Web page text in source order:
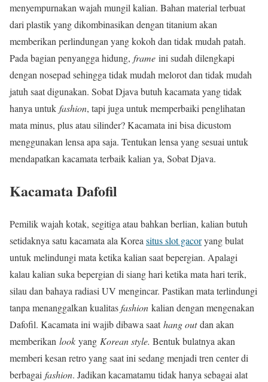
menyempurnakan wajah mungil kalian. Bahan material terbuat
dari plastik yang dikombinasikan dengan titanium akan
memberikan perlindungan yang kokoh dan tidak mudah patah.
Pada bagian penyangga hidung, frame ini sudah dilengkapi
dengan nosepad sehingga tidak mudah melorot dan tidak mudah
jatuh saat digunakan. Sobat Djava butuh kacamata yang tidak
hanya untuk fashion, tapi juga untuk memperbaiki penglihatan
mata minus, plus atau silinder? Kacamata ini bisa dicustom
menggunakan lensa apa saja. Tentukan lensa yang sesuai untuk
mendapatkan kacamata terbaik kalian ya, Sobat Djava.
Kacamata Dafofil
Pemilik wajah kotak, segitiga atau bahkan berlian, kalian butuh
setidaknya satu kacamata ala Koreasitus slot gacoryang bulat
untuk melindungi mata ketika kalian saat bepergian. Apalagi
kalau kalian suka bepergian di siang hari ketika mata hari terik,
silau dan bahaya radiasi UV mengincar. Pastikan mata terlindungi
tanpa menanggalkan kualitasfashion kalian dengan mengenakan
Dafofil. Kacamata ini wajib dibawa saathang outdan akan
memberikan look yang Korean style. Bentuk bulatnya akan
memberi kesan retro yang saat ini sedang menjadi tren center di
berbagai fashion. Jadikan kacamatamu tidak hanya sebagai alat